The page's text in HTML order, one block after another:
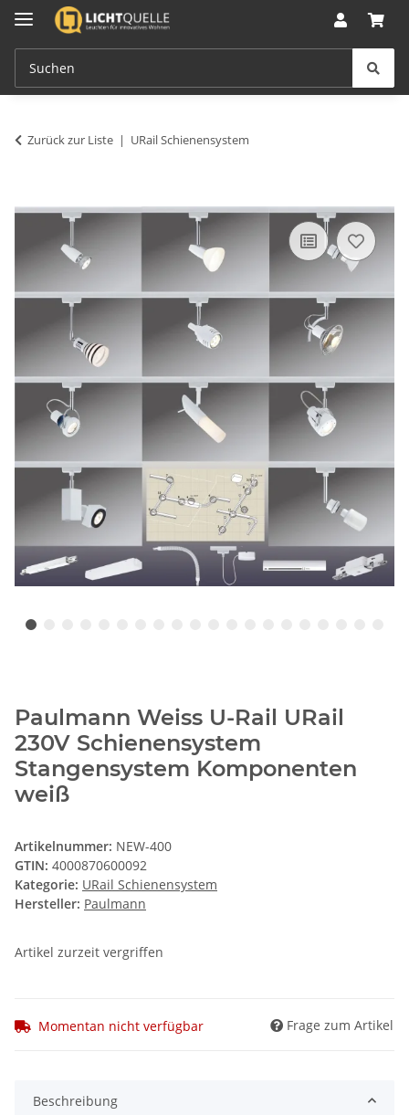
Zurück zur Liste URail Schienensystem
Paulmann Weiss U-Rail URail
230V Schienensystem
Stangensystem Komponenten
weiß
Artikelnummer: NEW-400
GTIN: 4000870600092
Kategorie: URail Schienensystem
Hersteller: Paulmann
Artikel zurzeit vergriffen
Momentan nicht verfügbar Frage zum Artikel
Beschreibung